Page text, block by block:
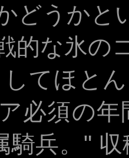
どうかと
的な氷の
てほと
必須の
騎兵。"